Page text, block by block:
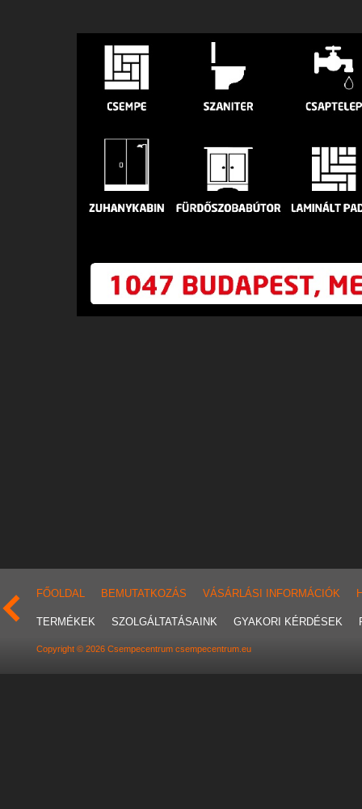
FŐOLDAL BEMUTATKOZÁS VÁSÁRLÁSI INFORMÁCIÓK
TERMÉKEK SZOLGÁLTATÁSAINK GYAKORI KÉRDÉSEK
Copyright © 2026 Csempecentrum csempecentrum.eu